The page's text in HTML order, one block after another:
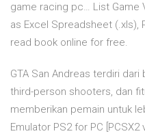
game racing pc… List Game
as Excel Spreadsheet (.xls),
read book online for free.
GTA San Andreas terdiri
third-person shooters, dan
memberikan pemain untuk
Emulator PS2 for PC